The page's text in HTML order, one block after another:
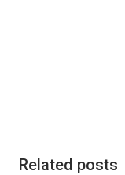
Related posts